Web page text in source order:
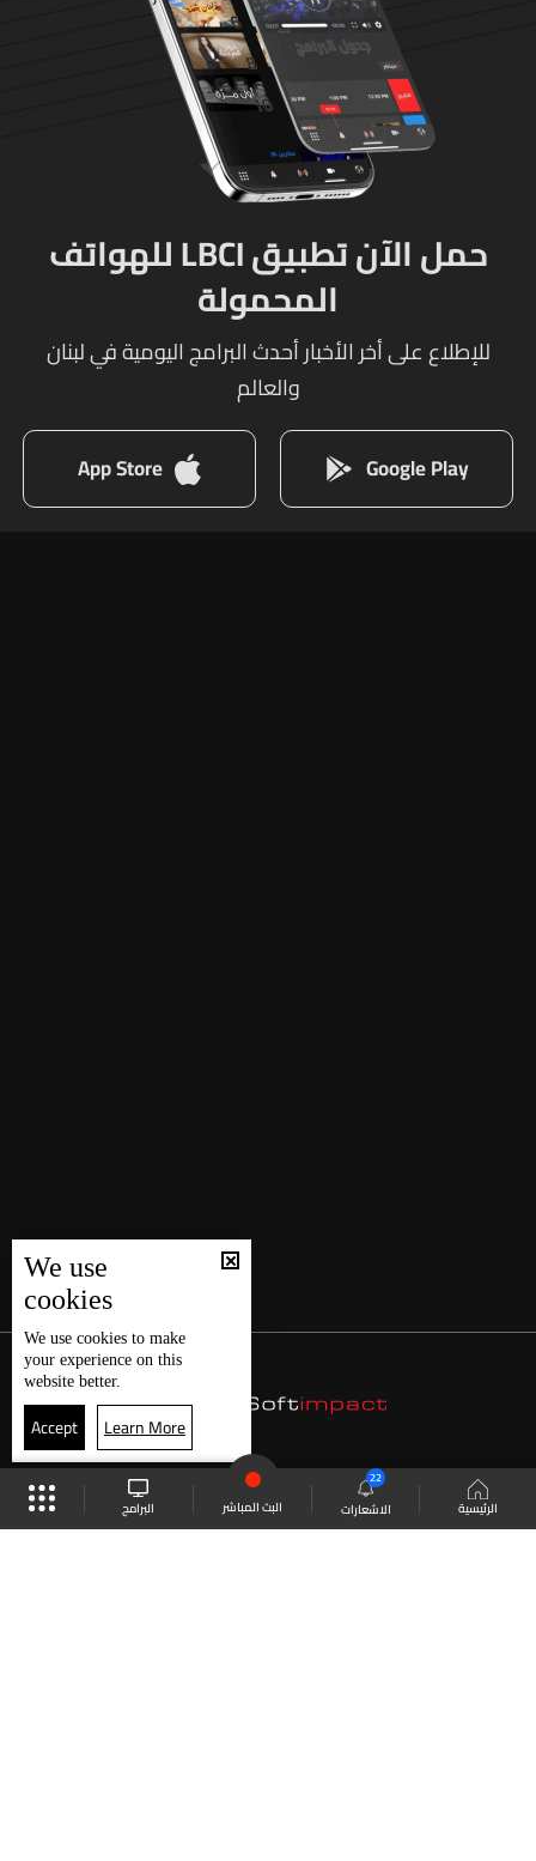
الرئيسية الاشعارات
22
البث المباشر البرامج
حمل الآن تطبيق LBCI للهواتف
المحمولة
للإطلاع على أخر الأخبار أحدث البرامج اليومية في لبنان
والعالم
Google Play
App Store
We use
cookies
We use cookies to make
your experience on this
website better.
Accept Learn More
موقع البرامج الجدول البث المباشر